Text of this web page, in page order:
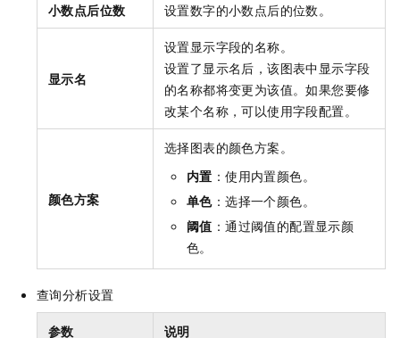
小数点后位数 设置数字的小数点后的位数。
显示名
设置显示字段的名称。
设置了显示名后，该图表中显示字段
的名称都将变更为该值。如果您要修
改某个名称，可以使用字段配置。
颜色方案
选择图表的颜色方案。
内置 ：使用内置颜色。
单色：选择一个颜色。
阈值 ：通过阈值的配置显示颜
色。
查询分析设置
参数 说明